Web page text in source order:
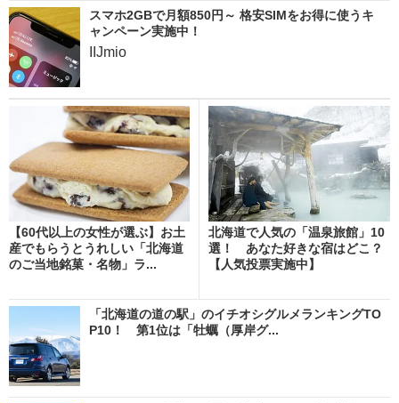
スマホ2GBで月額850円～ 格安SIMをお得に使うキ
ャンペーン実施中！
IIJmio
【60代以上の女性が選ぶ】お土
産でもらうとうれしい「北海道
のご当地銘菓・名物」ラ...
北海道で人気の「温泉旅館」10
選！ あなた好きな宿はどこ？
【人気投票実施中】
「北海道の道の駅」のイチオシグルメランキングTO
P10！ 第1位は「牡蠣（厚岸グ...